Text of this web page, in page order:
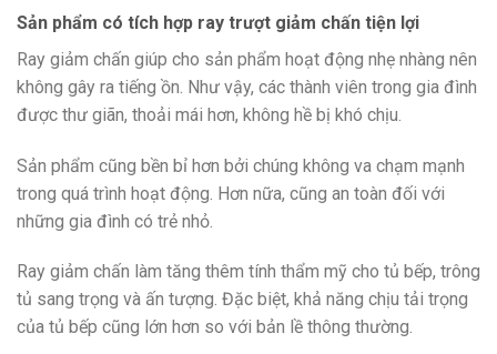
Sản phẩm có tích hợp ray trượt giảm chấn tiện lợi
Ray giảm chấn giúp cho sản phẩm hoạt động nhẹ nhàng nên
không gây ra tiếng ồn. Như vậy, các thành viên trong gia đình
được thư giãn, thoải mái hơn, không hề bị khó chịu.
Sản phẩm cũng bền bỉ hơn bởi chúng không va chạm mạnh
trong quá trình hoạt động. Hơn nữa, cũng an toàn đối với
những gia đình có trẻ nhỏ.
Ray giảm chấn làm tăng thêm tính thẩm mỹ cho tủ bếp, trông
tủ sang trọng và ấn tượng. Đặc biệt, khả năng chịu tải trọng
của tủ bếp cũng lớn hơn so với bản lề thông thường.